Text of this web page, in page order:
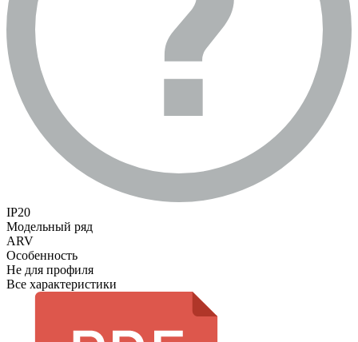
IP20
Модельный ряд
ARV
Особенность
Не для профиля
Все характеристики